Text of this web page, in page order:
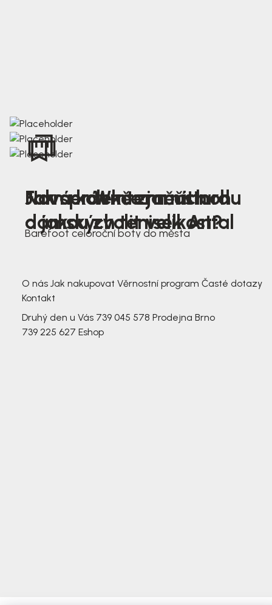
Nová kolekce jarních
dámských tenisek Antal
Jak správně změřit nohu
a jakou zvolit velikost?
Farmer Winter mustard
Barefoot celoroční boty do města
O nás Jak nakupovat Věrnostní program Časté dotazy
Kontakt
Druhý den u Vás 739 045 578 Prodejna Brno
739 225 627 Eshop